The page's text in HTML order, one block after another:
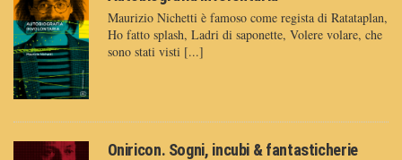
Maurizio Nichetti è famoso come regista di Ratataplan,
Ho fatto splash, Ladri di saponette, Volere volare, che
sono stati visti [...]
Oniricon. Sogni, incubi & fantasticherie